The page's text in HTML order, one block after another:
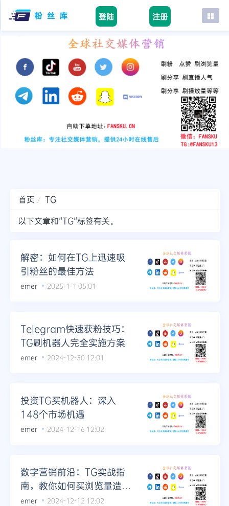
登陆 注册
首页
tiktok
youtube
instagram
首页
TG
以下文章和"TG"标签有关。
解密：如何在TG上迅速吸
引粉丝的最佳方法
emer 2025-1-1 05:01
Telegram快速获粉技巧：
TG刷机器人完全实施方案
emer 2024-12-30 12:01
投资TG买机器人：深入
148个市场机遇
emer 2024-12-16 12:02
数字营销前沿：TG实战指
南，教你如何买浏览量造就
爆款
emer 2024-12-12 12:02